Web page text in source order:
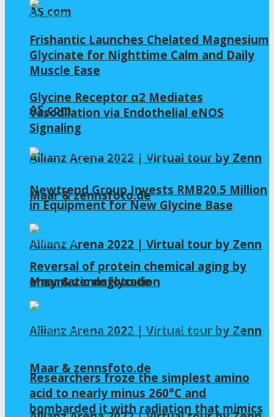
AS.com
AS.com
Allianz Arena 2022 | Virtual tour by Zenn
Maar & zennsfoto.de
Allianz Arena 2022 | Virtual tour by Zenn
Maar & zennsfoto.de
Allianz Arena 2022 | Virtual tour by Zenn
Maar & zennsfoto.de
Frishantic Launches Chelated Magnesium
Glycinate for Nighttime Calm and Daily
Muscle Ease
Glycine Receptor α2 Mediates
Vasodilation via Endothelial eNOS
Signaling
Newtrend Group Invests RMB20.5 Million
in Equipment for New Glycine Base
Reversal of protein chemical aging by
enzymatic deglycation
Researchers froze the simplest amino
acid to nearly minus 260°C and
bombarded it with radiation that mimics